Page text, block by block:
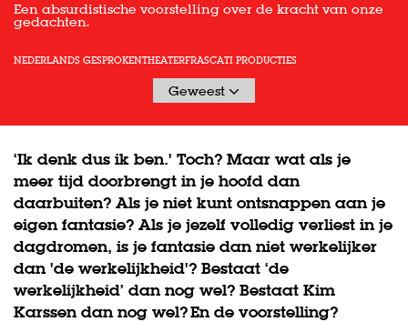
Een absurdistische voorstelling over de kracht van onze
gedachten.
NEDERLANDS GESPROKENTHEATERFRASCATI PRODUCTIES
Geweest
‘Ik denk dus ik ben.' Toch? Maar wat als je
meer tijd doorbrengt in je hoofd dan
daarbuiten? Als je niet kunt ontsnappen aan je
eigen fantasie? Als je jezelf volledig verliest in je
dagdromen, is je fantasie dan niet werkelijker
dan 'de werkelijkheid'? Bestaat ‘de
werkelijkheid’ dan nog wel? Bestaat Kim
Karssen dan nog wel? En de voorstelling?